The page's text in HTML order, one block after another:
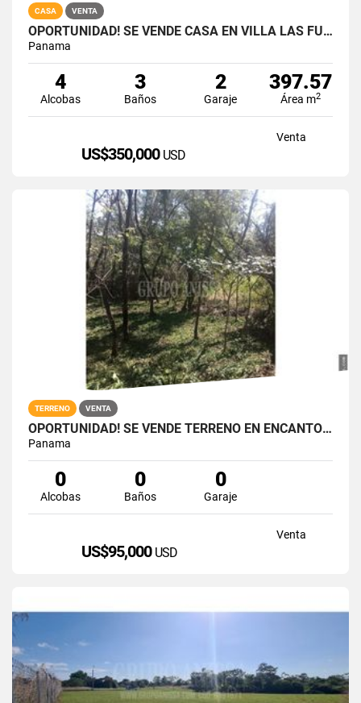
CASA VENTA
OPORTUNIDAD! SE VENDE CASA EN VILLA LAS FUENTES COD. 3223258
Panama
4
Alcobas
3
Baños
2
Garaje
397.57
Área m2
Venta
US$350,000 USD
TERRENO VENTA
OPORTUNIDAD! SE VENDE TERRENO EN ENCANTO DE ALTOS DEL MARIA
Panama
0
Alcobas
0
Baños
0
Garaje
Venta
US$95,000 USD